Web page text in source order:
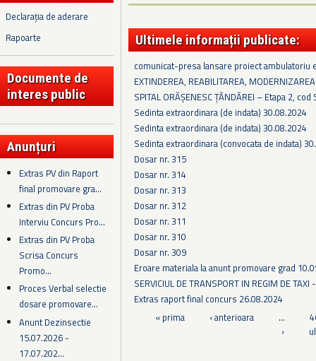
Declarația de aderare
Rapoarte
Documente de
interes public
Anunțuri
Extras PV din Raport
final promovare gra...
Extras din PV Proba
Interviu Concurs Pro...
Extras din PV Proba
Scrisa Concurs
Promo...
Proces Verbal selectie
dosare promovare...
Anunt Dezinsectie
15.07.2026 -
17.07.202...
Ultimele informații publicate:
comunicat-presa lansare proiect ambulatoriu
EXTINDEREA, REABILITAREA,
SPITAL ORĂȘENESC ȚĂNDĂREI – Etapa 2,
Sedinta extraordinara (de indata) 30.08.2024
Sedinta extraordinara (de indata) 30.08.2024
Sedinta extraordinara (convocata de indata)
Dosar nr. 315
Dosar nr. 314
Dosar nr. 313
Dosar nr. 312
Dosar nr. 311
Dosar nr. 310
Dosar nr. 309
Eroare materiala la anunt promovare grad
SERVICIUL DE TRANSPORT IN REGIM DE
Extras raport final concurs 26.08.2024
Pagini
« prima ‹ anterioara …
›